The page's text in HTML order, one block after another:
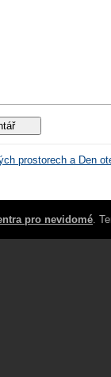
prostorech a Den
pro nevidomé.